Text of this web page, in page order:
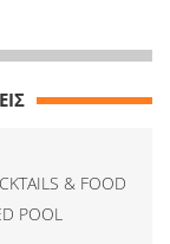
& FOOD
POOL